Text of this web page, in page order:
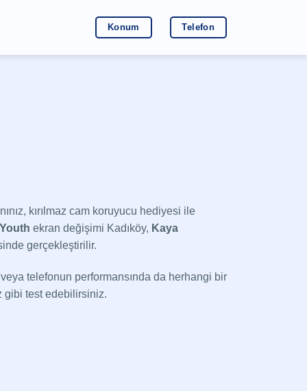
Konum Telefon
kırılmaz cam koruyucu hediyesi ile
Youth ekran değişimi Kadıköy, Kaya
gerçekleştirilir.
telefonun performansında da herhangi bir
gibi test edebilirsiniz.